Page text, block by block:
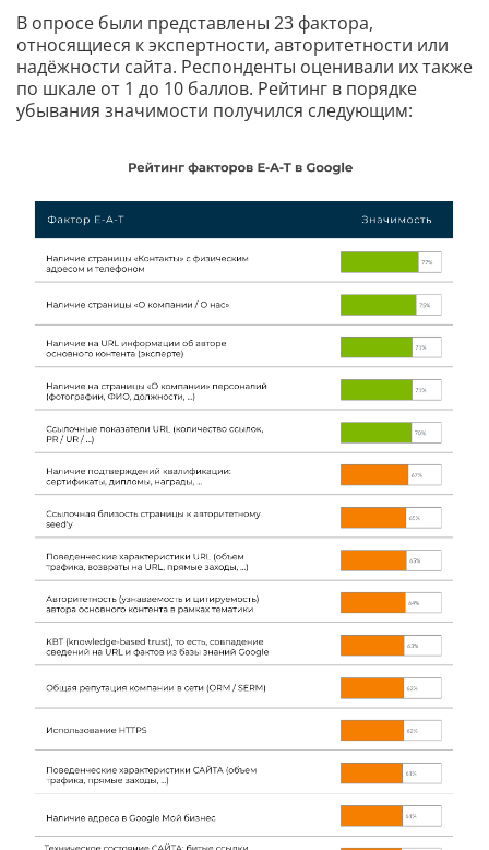
В опросе были представлены 23 фактора,
относящиеся к экспертности, авторитетности или
надёжности сайта. Респонденты оценивали их также
по шкале от 1 до 10 баллов. Рейтинг в порядке
убывания значимости получился следующим: